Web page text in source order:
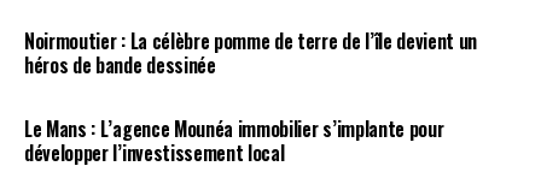
Noirmoutier : La célèbre pomme de terre de l’île devient un
héros de bande dessinée
Le Mans : L’agence Mounéa immobilier s’implante pour
développer l’investissement local